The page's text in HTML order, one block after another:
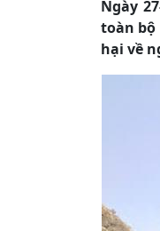
Ngày
toàn bộ
hại về